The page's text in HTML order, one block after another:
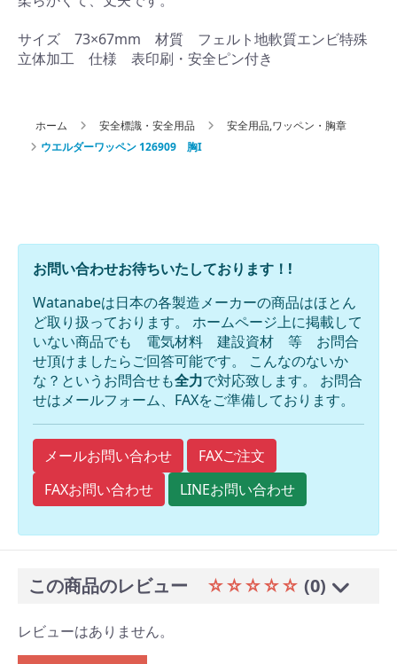
サイズ 73×67mm 材質 フェルト地軟質エンビ特殊
ホーム 安全標識・安全用品
安全用品,ワッペン・胸章
ウエルダーワッペン 126909 胸I
お問い合わせお待ちいたしております！!
Watanabeは日本の各製造メーカーの商品はほとん
ど取り扱っております。 ホームページ上に掲載して
いない商品でも 電気材料 建設資材 等 お問合
せ頂けましたらご回答可能です。 こんなのないか
な？というお問合せも全力で対応致します。 お問合
せはメールフォーム、FAXをご準備しております。
メールお問い合わせ
FAXご注文
FAXお問い合わせ
LINEお問い合わせ
この商品のレビュー ☆☆☆☆☆ (0)
レビューはありません。